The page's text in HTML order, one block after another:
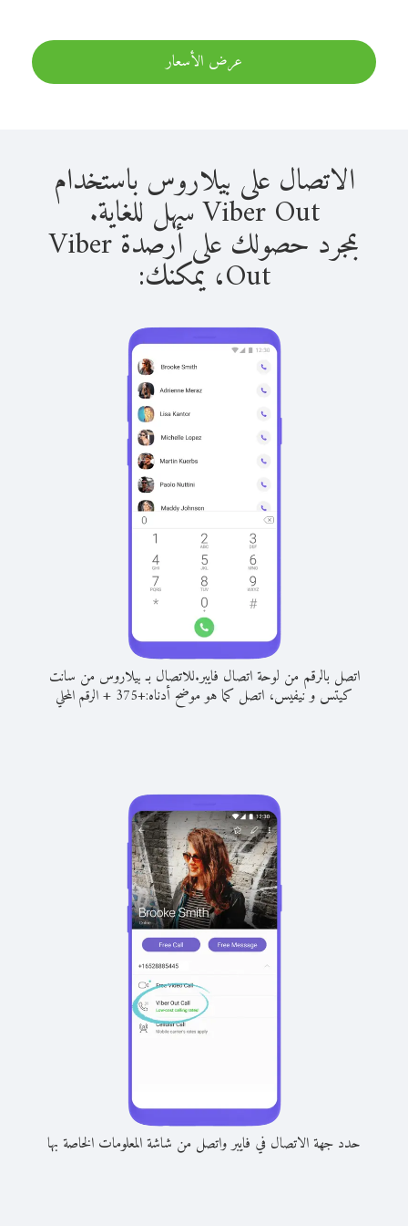
عرض الأسعار
الاتصال على بيلاروس باستخدام
Viber Out سهل للغاية.
بمجرد حصولك على أرصدة Viber
Out، يمكنك:
اتصل بالرقم من لوحة اتصال فايبر.للاتصال بـ بيلاروس من سانت
كيتس و نيفيس، اتصل كما هو موضح أدناه:+
375
+الرقم المحلي
حدد جهة الاتصال في فايبر واتصل من شاشة المعلومات الخاصة بها